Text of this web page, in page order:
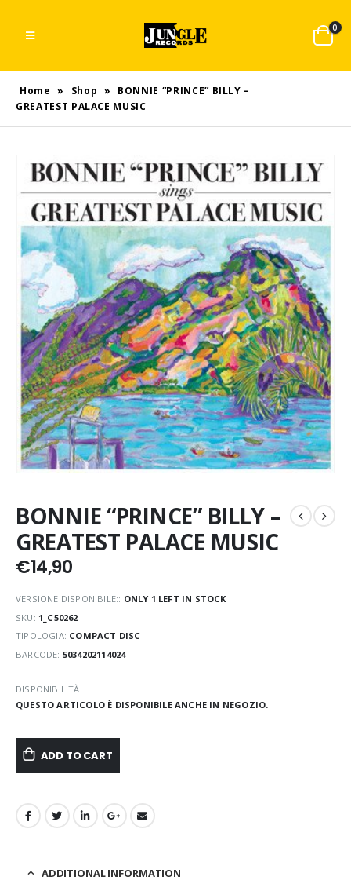
0
Home » Shop »
BONNIE “PRINCE” BILLY –
GREATEST PALACE MUSIC
BONNIE “PRINCE” BILLY –
GREATEST PALACE MUSIC
€14,90
VERSIONE DISPONIBILE:: ONLY 1 LEFT IN STOCK
SKU: 1_C50262
TIPOLOGIA: COMPACT DISC
BARCODE: 5034202114024
DISPONIBILITÀ:
QUESTO ARTICOLO È DISPONIBILE ANCHE IN NEGOZIO.
ADD TO CART
ADDITIONAL INFORMATION